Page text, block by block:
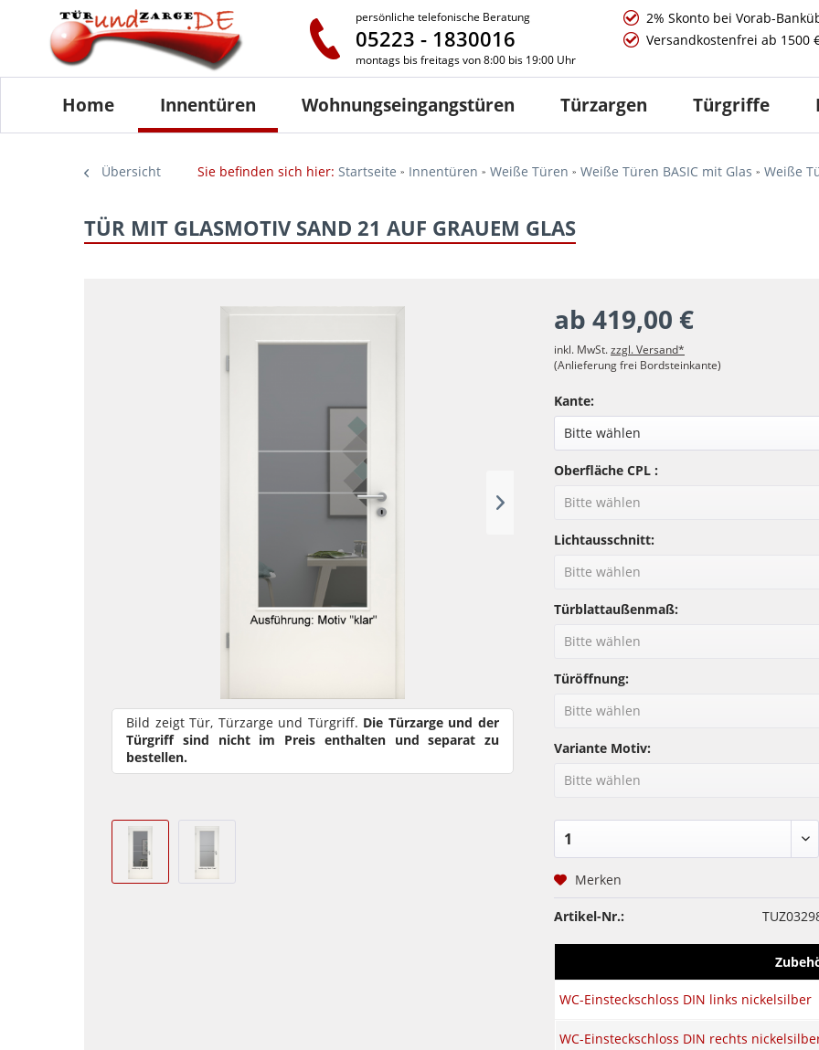
persönliche telefonische Beratung
05223 - 1830016
montags bis freitags von 8:00 bis 19:00 Uhr
2% Skonto bei Vorab-
Versandkostenfrei ab 1500
Home Innentüren Wohnungseingangstüren Türzargen Türgriffe
Übersicht Sie befinden sich hier: Startseite Innentüren Weiße Türen Weiße Türen BASIC mit Glas Weiße
TÜR MIT GLASMOTIV SAND 21 AUF GRAUEM GLAS
Bild zeigt Tür, Türzarge und Türgriff. Die Türzarge und der
Türgriff sind nicht im Preis enthalten und separat zu
bestellen.
ab 419,00 €
inkl. MwSt.zzgl. Versand*
(Anlieferung frei Bordsteinkante)
Kante:
Oberfläche CPL :
Lichtausschnitt:
Türblattaußenmaß:
Türöffnung:
Variante Motiv:
Merken
Artikel-Nr.:
WC-Einsteckschloss DIN links nickelsilber
WC-Einsteckschloss DIN rechts